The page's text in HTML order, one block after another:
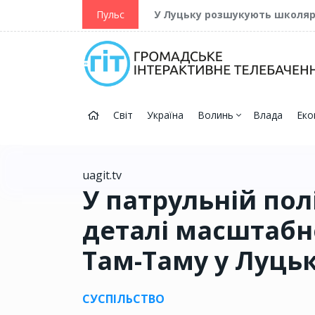
Пульс У Луцьку розшукують
Світ Україна Волинь Влада
uagit.tv
У патрульній
деталі
Там-Таму у
СУСПІЛЬСТВО